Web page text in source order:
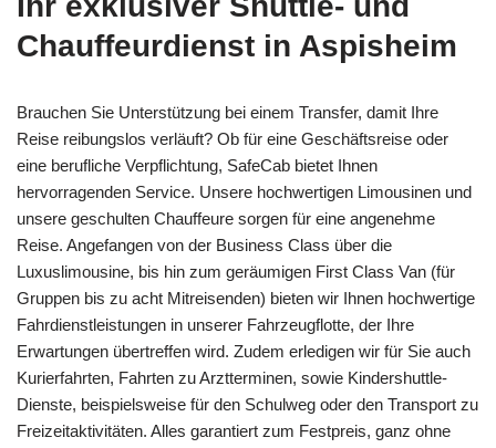
Chauffeurdienst in Aspisheim
Brauchen Sie Unterstützung bei einem Transfer, damit Ihre
Reise reibungslos verläuft? Ob für eine Geschäftsreise oder
eine berufliche Verpflichtung, SafeCab bietet Ihnen
hervorragenden Service. Unsere hochwertigen Limousinen und
unsere geschulten Chauffeure sorgen für eine angenehme
Reise. Angefangen von der Business Class über die
Luxuslimousine, bis hin zum geräumigen First Class Van (für
Gruppen bis zu acht Mitreisenden) bieten wir Ihnen hochwertige
Fahrdienstleistungen in unserer Fahrzeugflotte, der Ihre
Erwartungen übertreffen wird. Zudem erledigen wir für Sie auch
Kurierfahrten, Fahrten zu Arztterminen, sowie Kindershuttle-
Dienste, beispielsweise für den Schulweg oder den Transport zu
Freizeitaktivitäten. Alles garantiert zum Festpreis, ganz ohne